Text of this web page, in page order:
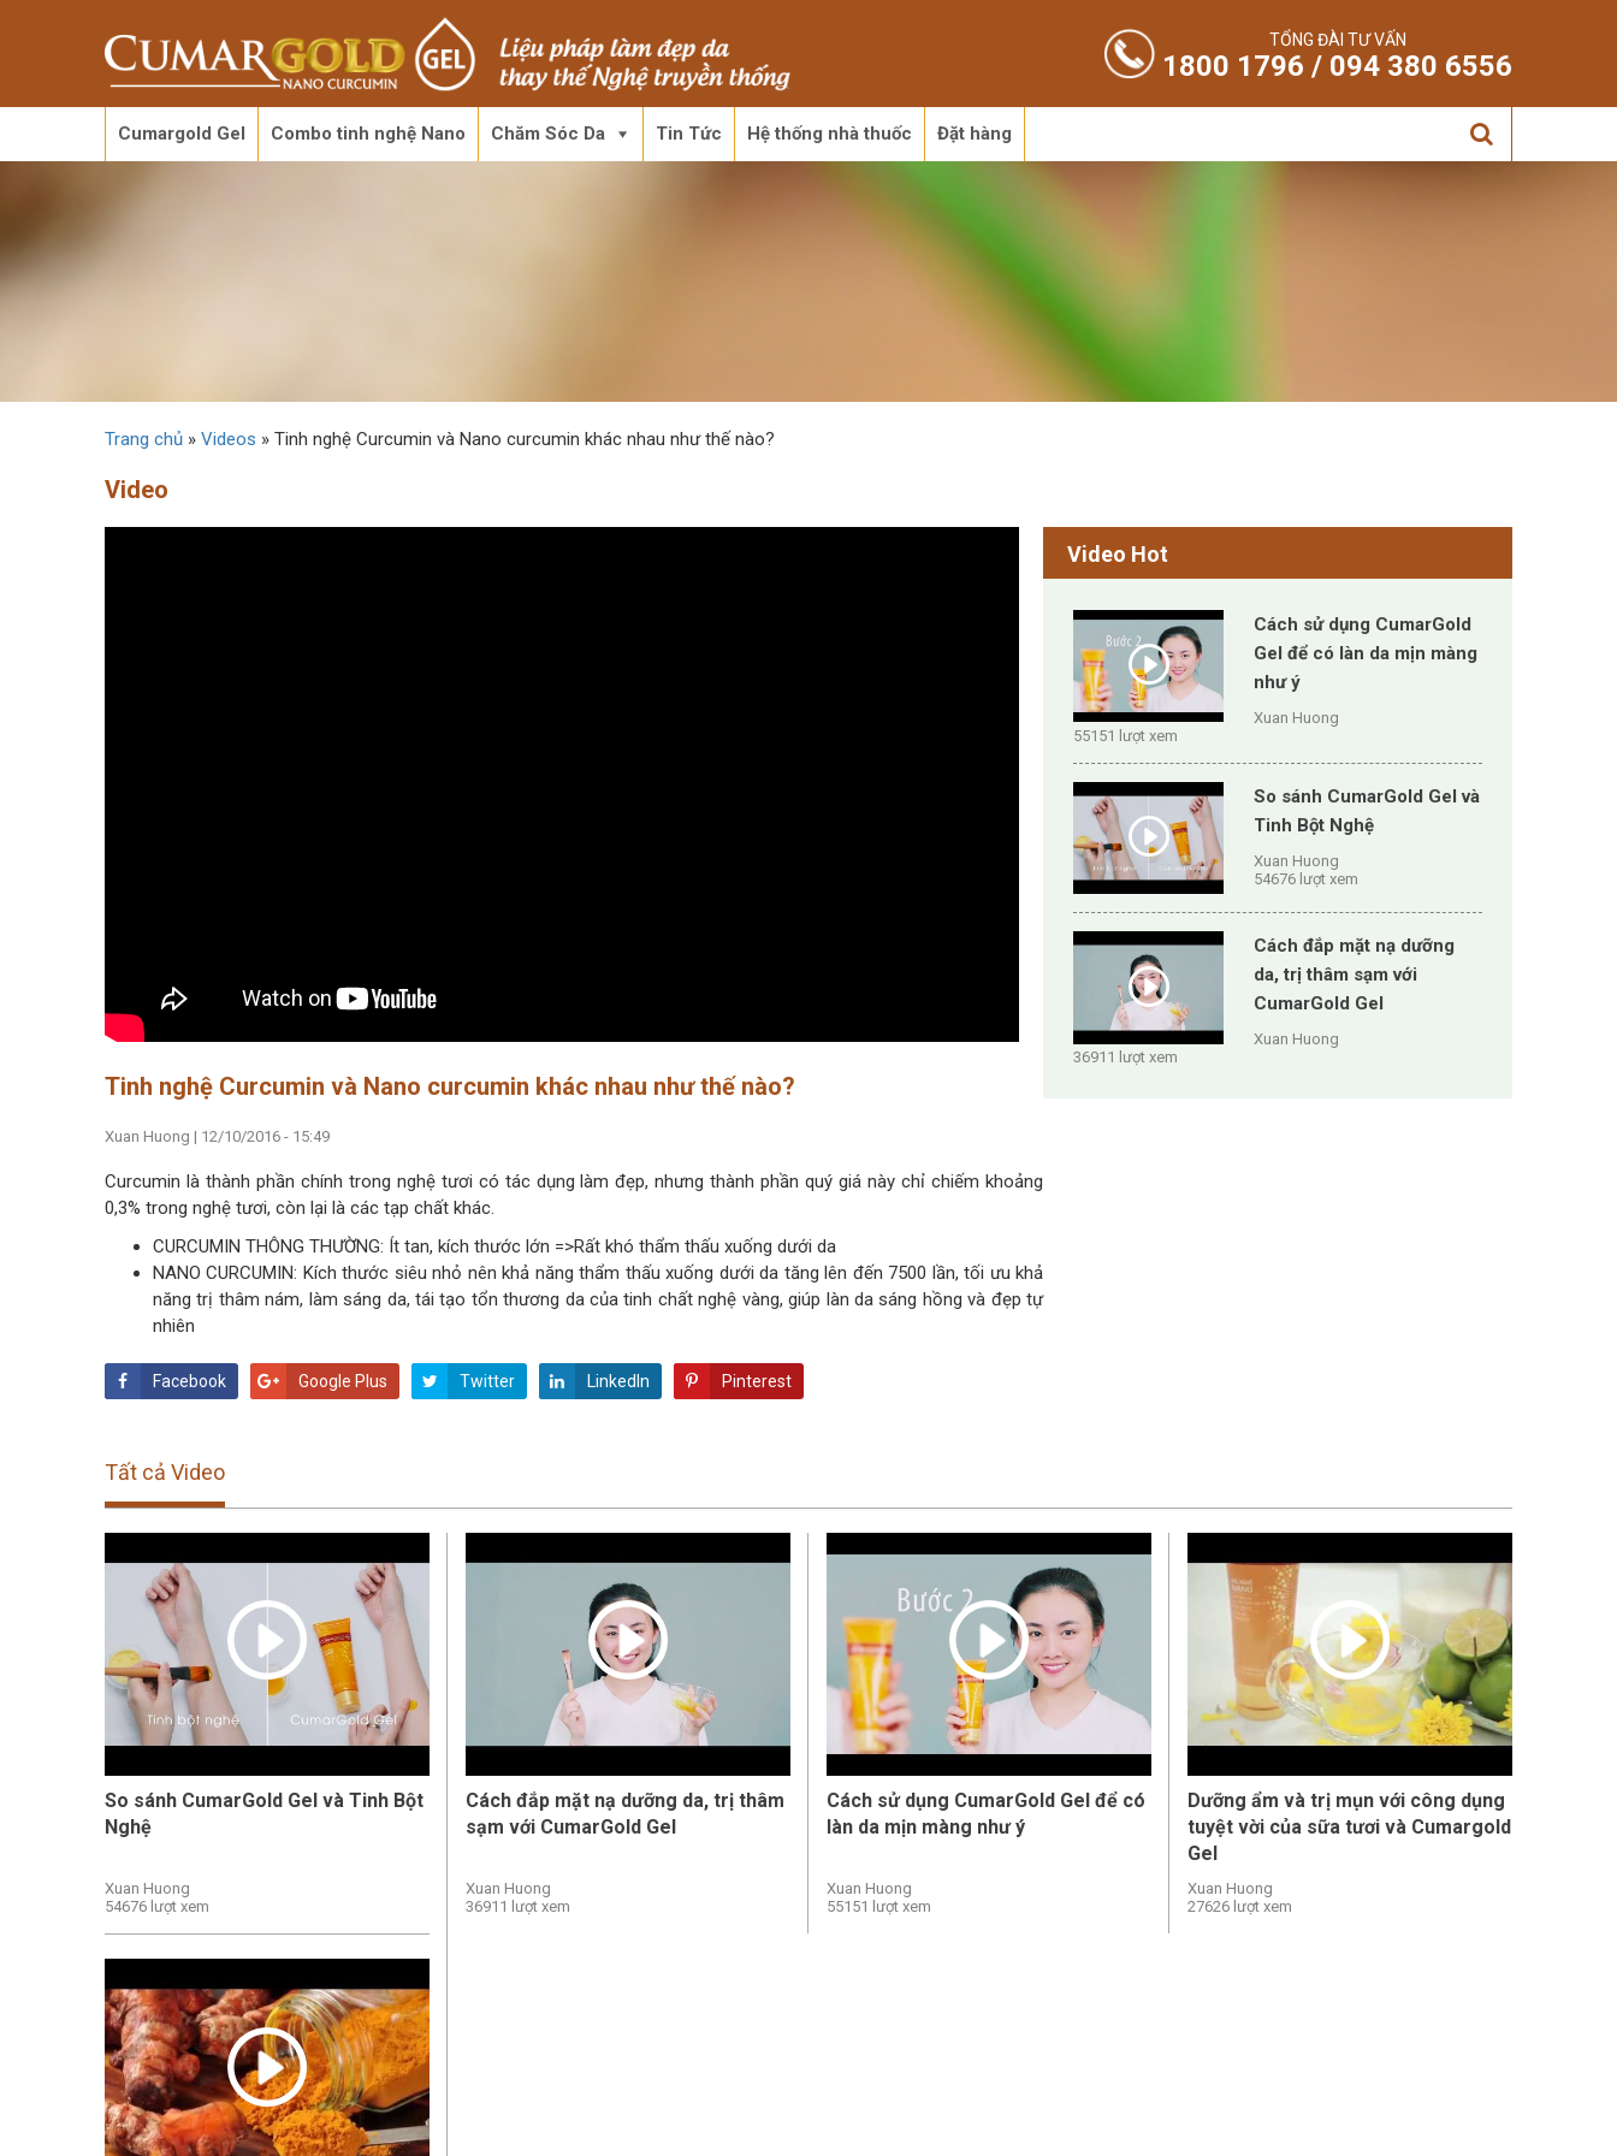
TỔNG ĐÀI TƯ VẤN
1800 1796 / 094 380 6556
Cumargold Gel Combo tinh nghệ Nano Chăm Sóc Da Tin Tức Hệ thống nhà thuốc Đặt hàng
Trang chủ » Videos » Tinh nghệ Curcumin và Nano curcumin khác nhau như thế nào?
Video
Tinh nghệ Curcumin và Nano curcumin khác nhau như thế nào?
Xuan Huong | 12/10/2016 - 15:49
Curcumin là thành phần chính trong nghệ tươi có tác dụng làm đẹp, nhưng thành phần quý giá này chỉ chiếm khoảng
0,3% trong nghệ tươi, còn lại là các tạp chất khác.
CURCUMIN THÔNG THƯỜNG: Ít tan, kích thước lớn =>Rất khó thẩm thấu xuống dưới da
NANO CURCUMIN: Kích thước siêu nhỏ nên khả năng thẩm thấu xuống dưới da tăng lên đến 7500 lần, tối ưu khả
năng trị thâm nám, làm sáng da, tái tạo tổn thương da của tinh chất nghệ vàng, giúp làn da sáng hồng và đẹp tự
nhiên
Facebook Google Plus Twitter LinkedIn Pinterest
Video Hot
Cách sử dụng CumarGold
Gel để có làn da mịn màng
như ý
Xuan Huong
55151 lượt xem
So sánh CumarGold Gel và
Tinh Bột Nghệ
Xuan Huong
54676 lượt xem
Cách đắp mặt nạ dưỡng
da, trị thâm sạm với
CumarGold Gel
Xuan Huong
36911 lượt xem
Tất cả Video
So sánh CumarGold Gel và Tinh Bột
Nghệ
Xuan Huong
54676 lượt xem
Cách đắp mặt nạ dưỡng da, trị thâm
sạm với CumarGold Gel
Xuan Huong
36911 lượt xem
Cách sử dụng CumarGold Gel để có
làn da mịn màng như ý
Xuan Huong
55151 lượt xem
Dưỡng ẩm và trị mụn với công dụng
tuyệt vời của sữa tươi và Cumargold
Gel
Xuan Huong
27626 lượt xem